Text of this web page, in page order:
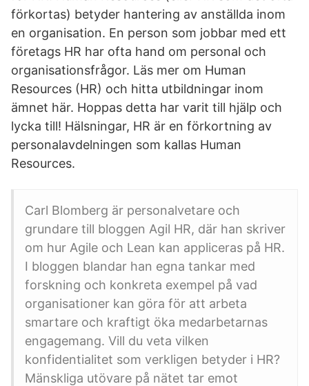
förkortas) betyder hantering av anställda inom
en organisation. En person som jobbar med ett
företags HR har ofta hand om personal och
organisationsfrågor. Läs mer om Human
Resources (HR) och hitta utbildningar inom
ämnet här. Hoppas detta har varit till hjälp och
lycka till! Hälsningar, HR är en förkortning av
personalavdelningen som kallas Human
Resources.
Carl Blomberg är personalvetare och
grundare till bloggen Agil HR, där han skriver
om hur Agile och Lean kan appliceras på HR.
I bloggen blandar han egna tankar med
forskning och konkreta exempel på vad
organisationer kan göra för att arbeta
smartare och kraftigt öka medarbetarnas
engagemang. Vill du veta vilken
konfidentialitet som verkligen betyder i HR?
Mänskliga utövare på nätet tar emot